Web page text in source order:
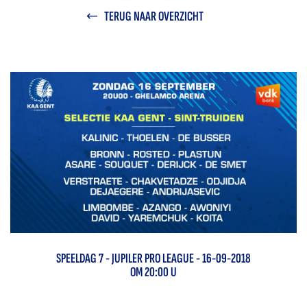
TERUG NAAR OVERZICHT
SPEELDAG7-JUPILER PRO LEAGUE- 16-09-2018
OM 20:00 U